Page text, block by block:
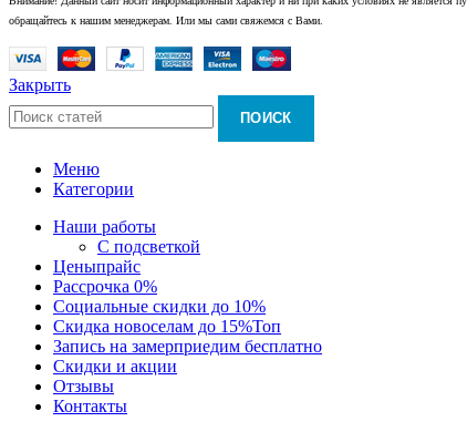
обращайтесь к нашим менеджерам. Или мы сами свяжемся с Вами.
Закрыть
ПОИСК
Меню
Категории
Наши работы
С подсветкой
Ценыпрайс
Рассрочка 0%
Социальные скидки до 10%
Скидка новоселам до 15%Топ
Запись на замерприедим бесплатно
Скидки и акции
Отзывы
Контакты